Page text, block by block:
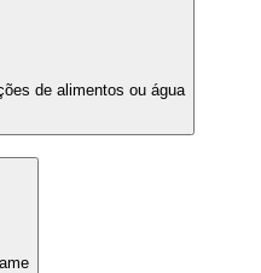
de alimentos ou água